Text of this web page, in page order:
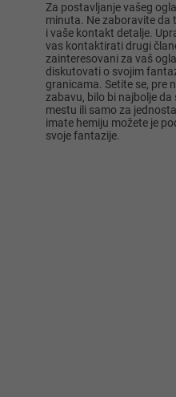
Za postavljanje vašeg
minuta. Ne zaboravite da
i vaše kontakt detalje.
vas kontaktirati drugi
zainteresovani za vaš
diskutovati o svojim
granicama. Setite se, pre
zabavu, bilo bi najbolje
mestu ili samo za
imate hemiju možete je
svoje fantazije.